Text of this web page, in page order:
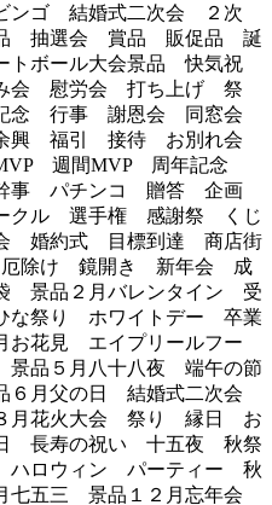
ンゴ 結婚式二次会 ２次
抽選会 賞品 販促品 誕
ボール大会景品 快気祝
慰労会 打ち上げ 祭
念 行事 謝恩会 同窓会
興 福引 接待 お別れ会
週間MVP 周年記念
事 パチンコ 贈答 企画
クル 選手権 感謝祭 くじ
婚約式 目標到達 商店街
厄除け 鏡開き 新年会 成
景品２月バレンタイン 受
祭り ホワイトデー 卒業
花見 エイプリールフー
品５月八十八夜 端午の節
月父の日 結婚式二次会
月花火大会 祭り 縁日 お
長寿の祝い 十五夜 秋祭
ハロウィン パーティー 秋
七五三 景品１２月忘年会